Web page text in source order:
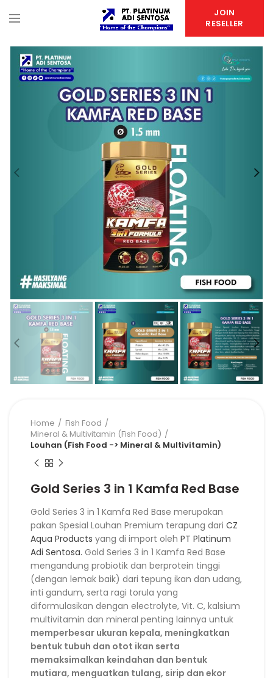
JOIN
RESELLER
Home
Fish Food
Mineral & Multivitamin (Fish Food)
Louhan (Fish Food -> Mineral & Multivitamin)
Gold Series 3 in 1 Kamfa Red Base
Gold Series 3 in 1 Kamfa Red Base merupakan
pakan Spesial Louhan Premium terapung dari CZ
Aqua Products yang di import oleh PT Platinum
Adi Sentosa. Gold Series 3 in 1 Kamfa Red Base
mengandung probiotik dan berprotein tinggi
(dengan lemak baik) dari tepung ikan dan udang,
inti gandum, serta ragi torula yang
diformulasikan dengan electrolyte, Vit. C, kalsium
multivitamin dan mineral penting lainnya untuk
memperbesar ukuran kepala, meningkatkan
bentuk tubuh dan otot ikan serta
memaksimalkan keindahan dan bentuk
mutiara, menguatkan tulang, sirip dan ekor